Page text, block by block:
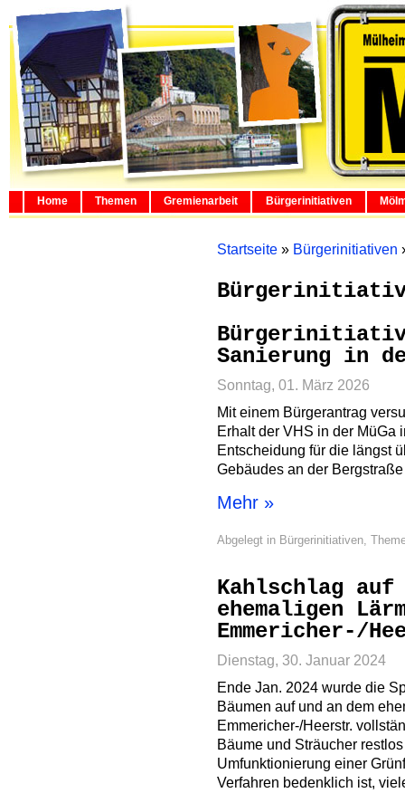
Home Themen Gremienarbeit Bürgerinitiativen
Startseite » Bürgerinitiativen
Sanierung in
Sonntag, 01. März 2026
Mit einem Bürgerantrag
Erhalt der VHS in der MüGa
Entscheidung für die längst
Gebäudes an der
Mehr »
Abgelegt in Bürgerinitiativen,
Kahlschlag auf
ehemaligen
Emmericher-/
Dienstag, 30. Januar 2024
Ende Jan. 2024 wurde die
Bäumen auf und an dem
Emmericher-/Heerstr.
Bäume und Sträucher
Umfunktionierung einer
Verfahren bedenklich ist,